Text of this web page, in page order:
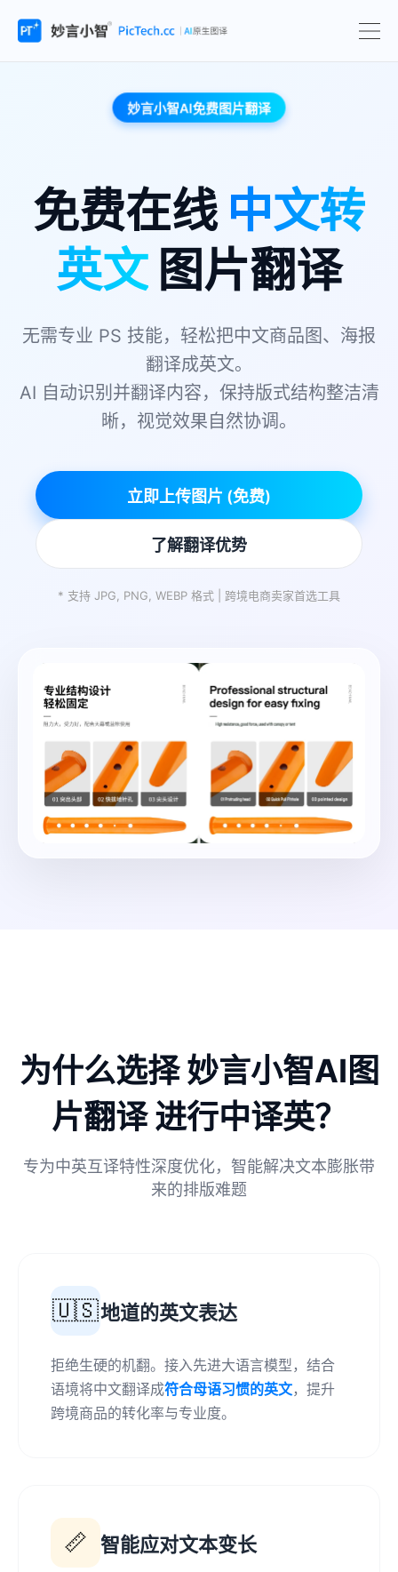
妙言小智AI免费图片翻译
免费在线 中文转
英文 图片翻译
无需专业 PS 技能，轻松把中文商品图、海报
翻译成英文。
AI 自动识别并翻译内容，保持版式结构整洁清
晰，视觉效果自然协调。
立即上传图片 (免费)
了解翻译优势
* 支持 JPG, PNG, WEBP 格式 | 跨境电商卖家首选工具
为什么选择 妙言小智AI图
片翻译 进行中译英？
专为中英互译特性深度优化，智能解决文本膨胀带
来的排版难题
🇺🇸地道的英文表达
拒绝生硬的机翻。接入先进大语言模型，结合
语境将中文翻译成符合母语习惯的英文，提升
跨境商品的转化率与专业度。
📏 智能应对文本变长